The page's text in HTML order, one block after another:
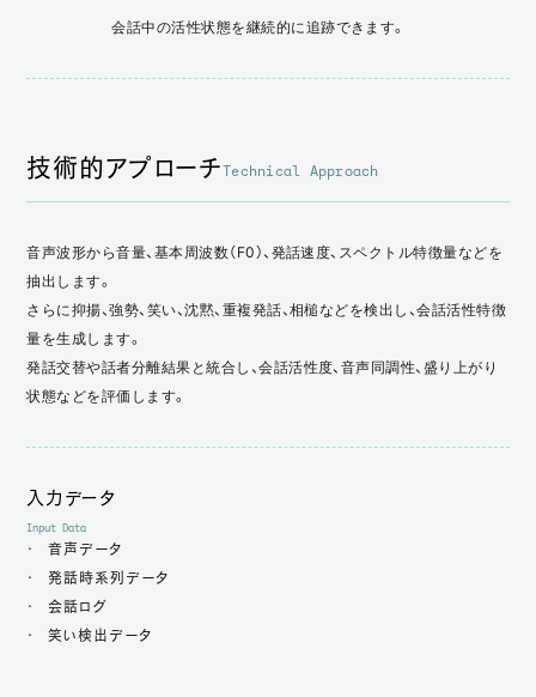
会話中の活性状態を継続的に追跡できます。
技術的アプローチTechnical Approach
音声波形から音量、基本周波数（F0）、発話速度、スペクトル特徴量などを
抽出します。
さらに抑揚、強勢、笑い、沈黙、重複発話、相槌などを検出し、会話活性特徴
量を生成します。
発話交替や話者分離結果と統合し、会話活性度、音声同調性、盛り上がり
状態などを評価します。
入力データ
Input Data
音声データ
発話時系列データ
会話ログ
笑い検出データ